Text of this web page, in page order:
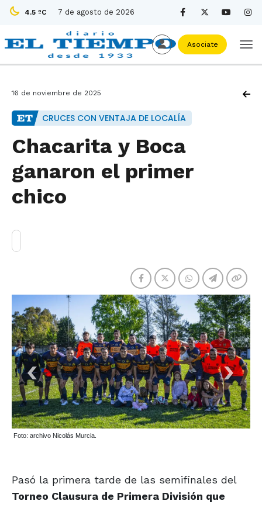
4.5 ºC 7 de agosto de 2026
Asociate
16 de noviembre de 2025
CRUCES CON VENTAJA DE LOCALÍA
Chacarita y Boca
ganaron el primer
chico
Foto: archivo Nicolás Murcia.
Pasó la primera tarde de las semifinales del
Torneo Clausura de Primera División que